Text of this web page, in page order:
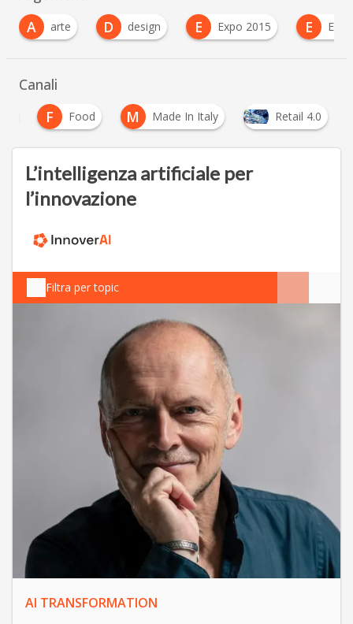
D
design E Expo 2015 E ExpoUp F
Canali
F Food M Made In Italy Retail 4.0
L’intelligenza artificiale per
l’innovazione
Filtra per topic
AI TRANSFORMATION